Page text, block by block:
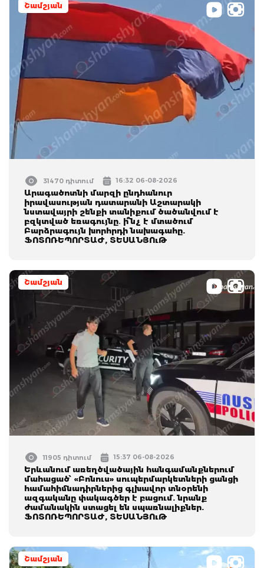
Շամշյան
31470 դիտում 16:32 06-08-2026
Արագածոտնի մարզի ընդհանուր
իրավասության դատարանի Աշտարակի
նստավայրի շենքի տանիքում ծածանվում է
բզկտված եռագույնը․ ի՞նչ է մտածում
Բարձրագույն խորհրդի նախագահը.
ՖՈՏՈՌԵՊՈՐՏԱԺ, ՏԵՍԱՆՅՈւԹ
Շամշյան
11905 դիտում 15:37 06-08-2026
Երևանում առեղծվածային հանգամանքներում
մահացած՝ «Բոնուս» սուպերմարկետների ցանցի
համահիմնադիրներից գլխավոր տնօրենի
ազգականը փակագծեր է բացում. նրանք
ժամանակին ստացել են սպառնալիքներ.
ՖՈՏՈՌԵՊՈՐՏԱԺ, ՏԵՍԱՆՅՈւԹ
Շամշյան